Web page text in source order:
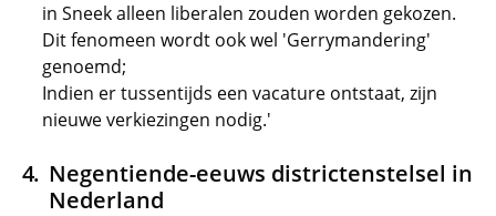
in Sneek alleen liberalen zouden worden gekozen.
Dit fenomeen wordt ook wel 'Gerrymandering'
genoemd;
Indien er tussentijds een vacature ontstaat, zijn
nieuwe verkiezingen nodig.'
Negentiende-eeuws districtenstelsel in
Nederland